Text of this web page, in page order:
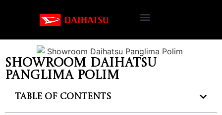
Showroom Daihatsu
Panglima Polim
Table of Contents